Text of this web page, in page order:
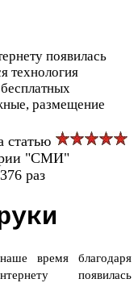
появилась
технология
размещение
статью
"СМИ"
раз
время благодаря
появилась